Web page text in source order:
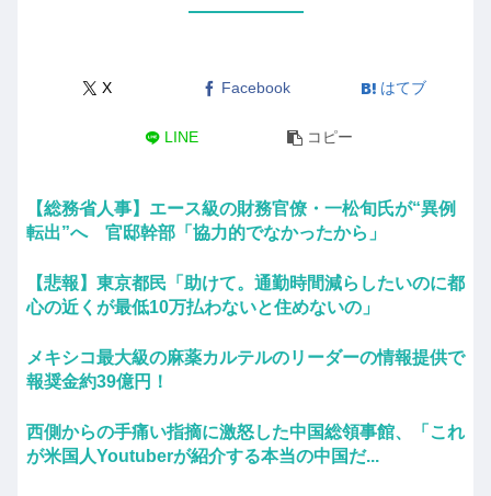
X Facebook はてブ
LINE コピー
【総務省人事】エース級の財務官僚・一松旬氏が“異例
転出”へ 官邸幹部「協力的でなかったから」
【悲報】東京都民「助けて。通勤時間減らしたいのに都
心の近くが最低10万払わないと住めないの」
メキシコ最大級の麻薬カルテルのリーダーの情報提供で
報奨金約39億円！
西側からの手痛い指摘に激怒した中国総領事館、「これ
が米国人Youtuberが紹介する本当の中国だ...